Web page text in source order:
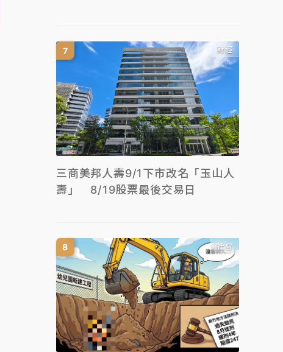
財經
三商美邦人壽9/1下市改名「玉山人
壽」 8/19股票最後交易日
社會